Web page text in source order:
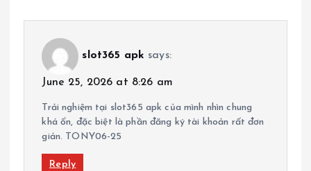
slot365 apk says:
June 25, 2026 at 8:26 am
Trải nghiệm tại slot365 apk của mình nhìn chung
khá ổn, đặc biệt là phần đăng ký tài khoản rất đơn
giản. TONY06-25
Reply